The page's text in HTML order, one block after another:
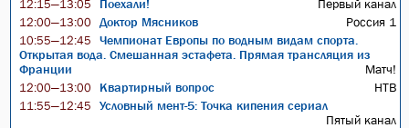
12:15—13:05 Поехали! Первый канал
12:00—13:00 Доктор Мясников Россия 1
10:55—12:45
Чемпионат Европы по водным видам спорта.
Открытая вода. Смешанная эстафета. Прямая трансляция из
Франции
Матч!
12:00—13:00 Квартирный вопрос НТВ
11:55—12:45
Условный мент-5: Точка кипения сериал
Пятый канал